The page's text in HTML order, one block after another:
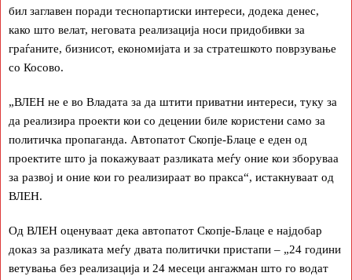
бил заглавен поради теснопартиски интереси, додека денес,
како што велат, неговата реализација носи придобивки за
граѓаните, бизнисот, економијата и за стратешкото поврзување
со Косово.
„ВЛЕН не е во Владата за да штити приватни интереси, туку за
да реализира проекти кои со децении биле користени само за
политичка пропаганда. Автопатот Скопје-Блаце е еден од
проектите што ја покажуваат разликата меѓу оние кои зборуваа
за развој и оние кои го реализираат во пракса“, истакнуваат од
ВЛЕН.
Од ВЛЕН оценуваат дека автопатот Скопје-Блаце е најдобар
доказ за разликата меѓу двата политички пристапи – „24 години
ветувања без реализација и 24 месеци ангажман што го водат